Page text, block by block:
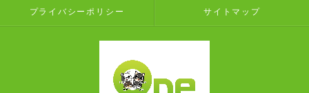
プライバシーポリシー サイトマップ